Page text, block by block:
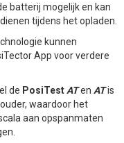
batterij mogelijk en kan
tijdens het opladen.
kunnen
App voor verdere
de PosiTest ATen ATis
waardoor het
aan opspanmaten